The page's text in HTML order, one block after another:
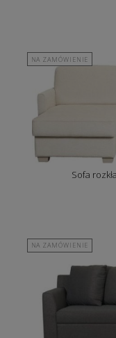
NA ZAMÓWIENIE
Sofa
NA ZAMÓWIENIE